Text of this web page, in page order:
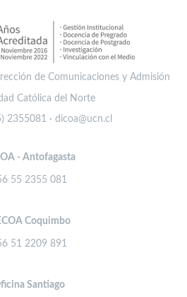
de Comunicaciones y Admisión
Católica del Norte
2355081 · dicoa@ucn.cl
- Antofagasta
55 2355 081
Coquimbo
51 2209 891
Santiago